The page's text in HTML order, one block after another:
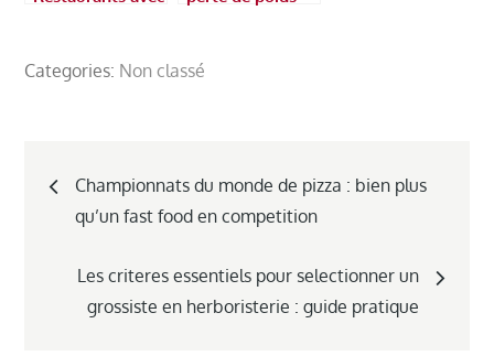
et Gastronomie
riches en fibres
Categories: Non classé
Navigation
de
l’article
Championnats du monde de pizza : bien plus
qu’un fast food en competition
Les criteres essentiels pour selectionner un
grossiste en herboristerie : guide pratique